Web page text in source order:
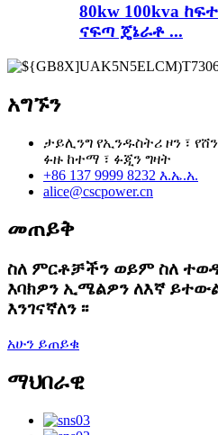
80kw 100kva
ናፍጣ ጄኔራቶ ...
አግኙን
ታይሊንግ የኢንዱስትሪ ዞን ፣
ፉዙ ከተማ ፣ ፉጂን ግዛት
+86 137 9999 8232 እ.ኤ.አ.
alice@cscpower.cn
መጠይቅ
ስለ ምርቶቻችን ወይም ስለ
እባክዎን ኢሜልዎን ለእኛ
እንገናኛለን ፡፡
አሁን ይጠይቁ
ማህበራዊ